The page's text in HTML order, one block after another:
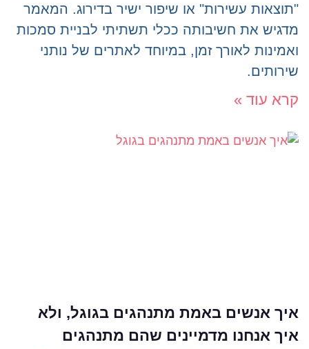
"תוצאות עשירות" או שיפור ישיר בדירוג. המאמר
מדגיש את חשיבותה ככלי תשתיתי לבניית סמכות
ואמינות לאורך זמן, במיוחד לאתרים של נותני
שירותים.
קרא עוד »
איך אנשים באמת מתנהגים בגוגל, ולא
איך אנחנו מדמיינים שהם מתנהגים